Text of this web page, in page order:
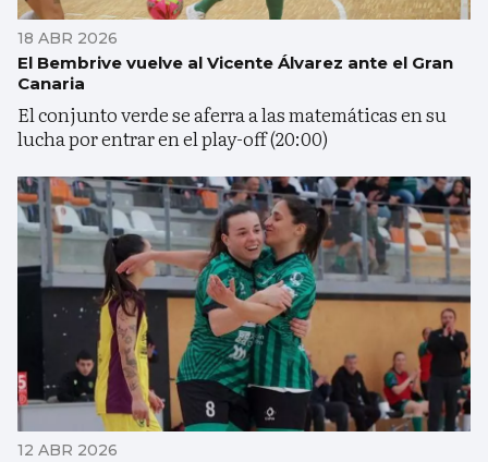
18 ABR 2026
El Bembrive vuelve al Vicente Álvarez ante el Gran
Canaria
El conjunto verde se aferra a las matemáticas en su
lucha por entrar en el play-off (20:00)
12 ABR 2026